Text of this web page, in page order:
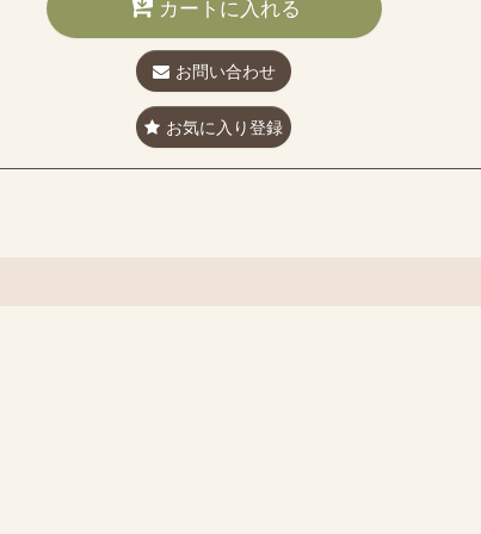
カートに入れる
お問い合わせ
お気に入り登録